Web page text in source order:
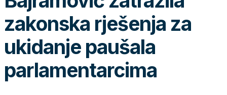
zakonska rješenja za
ukidanje paušala
parlamentarcima